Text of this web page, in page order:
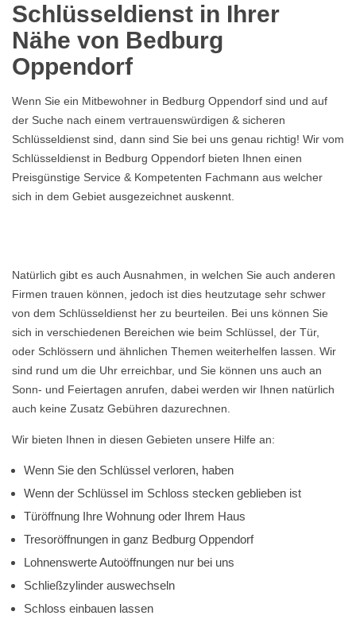
Schlüsseldienst in Ihrer
Nähe von Bedburg
Oppendorf
Wenn Sie ein Mitbewohner in Bedburg Oppendorf sind und auf
der Suche nach einem vertrauenswürdigen & sicheren
Schlüsseldienst sind, dann sind Sie bei uns genau richtig! Wir vom
Schlüsseldienst in Bedburg Oppendorf bieten Ihnen einen
Preisgünstige Service & Kompetenten Fachmann aus welcher
sich in dem Gebiet ausgezeichnet auskennt.
Natürlich gibt es auch Ausnahmen, in welchen Sie auch anderen
Firmen trauen können, jedoch ist dies heutzutage sehr schwer
von dem Schlüsseldienst her zu beurteilen. Bei uns können Sie
sich in verschiedenen Bereichen wie beim Schlüssel, der Tür,
oder Schlössern und ähnlichen Themen weiterhelfen lassen. Wir
sind rund um die Uhr erreichbar, und Sie können uns auch an
Sonn- und Feiertagen anrufen, dabei werden wir Ihnen natürlich
auch keine Zusatz Gebühren dazurechnen.
Wir bieten Ihnen in diesen Gebieten unsere Hilfe an:
Wenn Sie den Schlüssel verloren, haben
Wenn der Schlüssel im Schloss stecken geblieben ist
Türöffnung Ihre Wohnung oder Ihrem Haus
Tresoröffnungen in ganz Bedburg Oppendorf
Lohnenswerte Autoöffnungen nur bei uns
Schließzylinder auswechseln
Schloss einbauen lassen